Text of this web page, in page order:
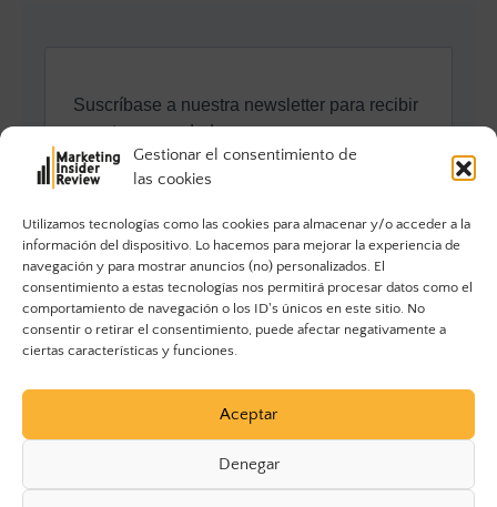
Gestionar el consentimiento de
las cookies
Utilizamos tecnologías como las cookies para almacenar y/o acceder a la
información del dispositivo. Lo hacemos para mejorar la experiencia de
navegación y para mostrar anuncios (no) personalizados. El
consentimiento a estas tecnologías nos permitirá procesar datos como el
comportamiento de navegación o los ID's únicos en este sitio. No
consentir o retirar el consentimiento, puede afectar negativamente a
ciertas características y funciones.
Aceptar
Denegar